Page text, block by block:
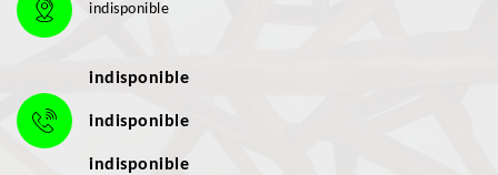
indisponible
indisponible
indisponible
indisponible